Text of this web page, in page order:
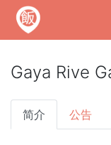
Gaya Rive
简介 公告